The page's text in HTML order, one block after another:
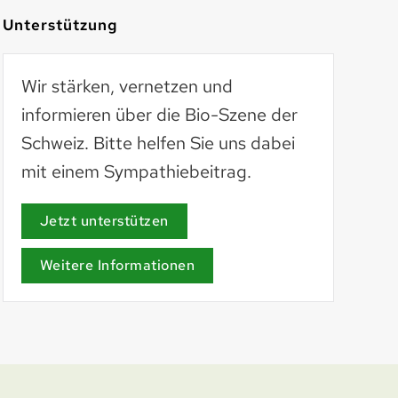
AöL
aoel.org
Unterstützung
Wir stärken, vernetzen und
informieren über die Bio-Szene der
Schweiz. Bitte helfen Sie uns dabei
mit einem Sympathiebeitrag.
Jetzt unterstützen
Weitere Informationen